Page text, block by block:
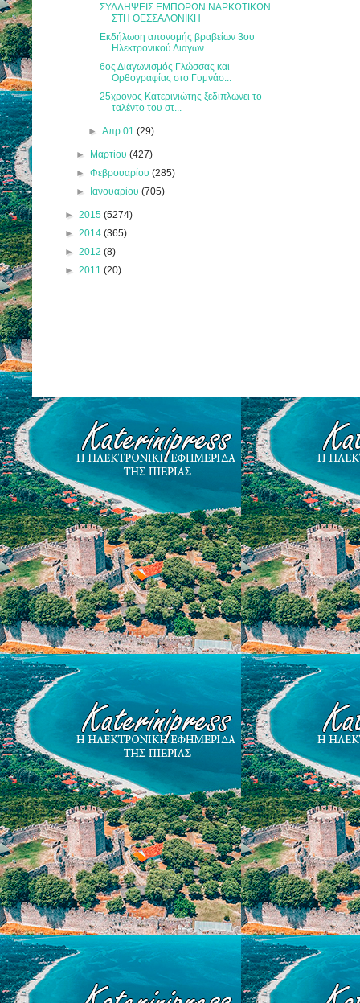
ΣΥΛΛΗΨΕΙΣ ΕΜΠΟΡΩΝ ΝΑΡΚΩΤΙΚΩΝ
ΣΤΗ ΘΕΣΣΑΛΟΝΙΚΗ
Εκδήλωση απονομής βραβείων 3ου
Ηλεκτρονικού Διαγων...
6ος Διαγωνισμός Γλώσσας και
Ορθογραφίας στο Γυμνάσ...
25χρονος Κατερινιώτης ξεδιπλώνει το
ταλέντο του στ...
► Απρ 01 (29)
► Μαρτίου(427)
►Φεβρουαρίου(285)
► Ιανουαρίου(705)
► 2015 (5274)
► 2014 (365)
► 2012 (8)
► 2011 (20)